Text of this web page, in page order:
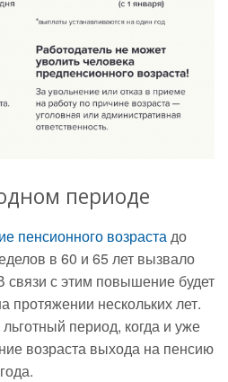
периоде
пенсионного возрастадо
в 60 и 65 лет вызвало
с этим повышение будет
протяжении нескольких лет.
период, когда и уже
возраста выхода на пенсию